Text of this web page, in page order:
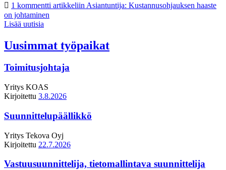
1 kommentti artikkeliin Asiantuntija: Kustannusohjauksen haaste
on johtaminen
Lisää uutisia
Uusimmat työpaikat
Toimitusjohtaja
Yritys KOAS
Kirjoitettu 3.8.2026
Suunnittelupäällikkö
Yritys Tekova Oyj
Kirjoitettu 22.7.2026
Vastuusuunnittelija, tietomallintava suunnittelija